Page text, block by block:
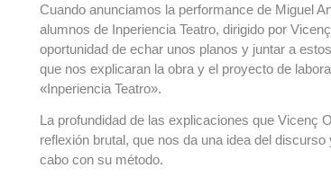
Cuando anunciamos la performance de Miguel
alumnos de Inperiencia Teatro, dirigido por
oportunidad de echar unos planos y juntar a
que nos explicaran la obra y el proyecto de
«Inperiencia Teatro».
La profundidad de las explicaciones que Vicenç
reflexión brutal, que nos da una idea del
cabo con su método.